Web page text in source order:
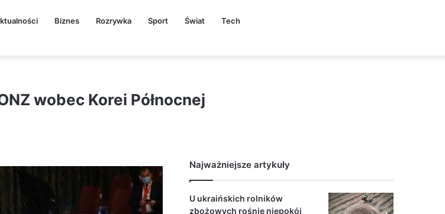
Biznes Rozrywka Sport Świat Tech
wobec Korei Północnej
Najważniejsze artykuły
U ukraińskich rolników
zbożowych rośnie niepokój